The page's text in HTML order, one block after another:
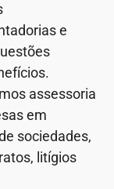
e
assessoria
em
sociedades,
litígios